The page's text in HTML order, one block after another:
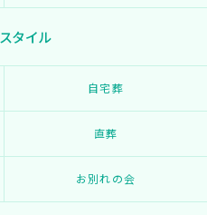
タイル
自宅葬
直葬
お別れの会